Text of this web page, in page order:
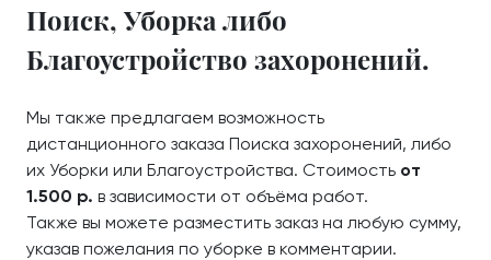
Поиск, Уборка либо
Благоустройство захоронений.
Мы также предлагаем возможность
дистанционного заказа Поиска захоронений, либо
их Уборки или Благоустройства. Стоимость от
1.500 р. в зависимости от объёма работ.
Также вы можете разместить заказ на любую сумму,
указав пожелания по уборке в комментарии.